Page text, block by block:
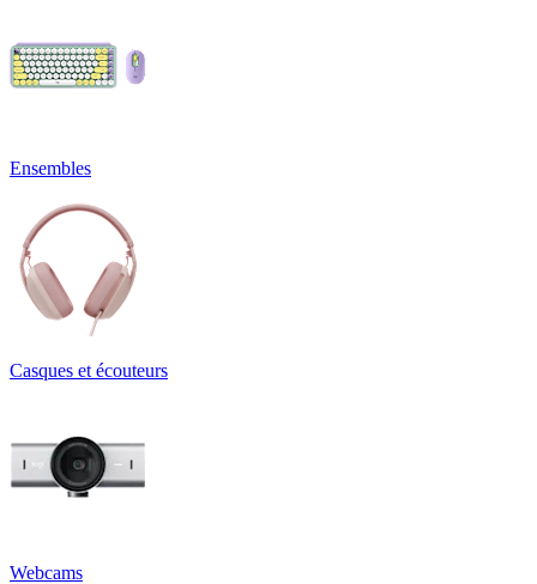
Ensembles
Casques et écouteurs
Webcams